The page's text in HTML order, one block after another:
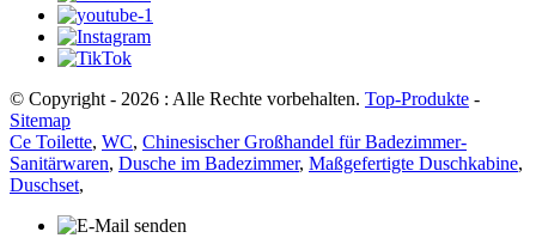
© Copyright - 2026 : Alle Rechte vorbehalten. Top-Produkte -
Sitemap
Ce Toilette, WC, Chinesischer Großhandel für Badezimmer-
Sanitärwaren, Dusche im Badezimmer, Maßgefertigte Duschkabine,
Duschset,